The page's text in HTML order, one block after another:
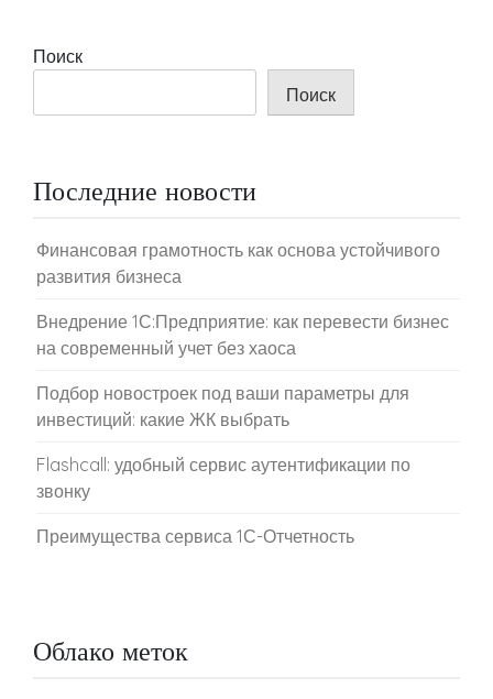
Поиск
Поиск
Последние новости
Финансовая грамотность как основа устойчивого
развития бизнеса
Внедрение 1С:Предприятие: как перевести бизнес
на современный учет без хаоса
Подбор новостроек под ваши параметры для
инвестиций: какие ЖК выбрать
Flashcall: удобный сервис аутентификации по
звонку
Преимущества сервиса 1С-Отчетность
Облако меток